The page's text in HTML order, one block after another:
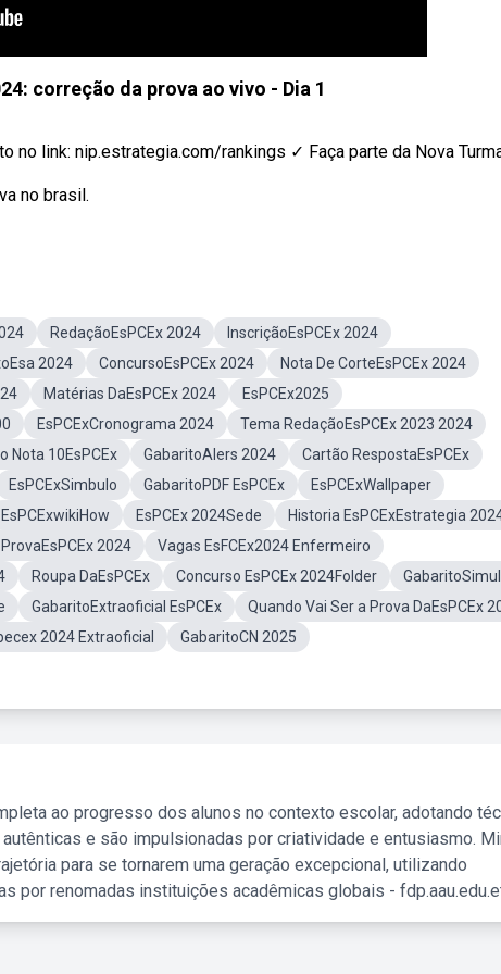
correção da prova ao vivo - Dia 1
no link: nip.estrategia.com/rankings ✓ Faça parte da Nova
no brasil.
RedaçãoEsPCEx 2024
InscriçãoEsPCEx 2024
2024 ConcursoEsPCEx 2024
Nota De CorteEsPCEx 2024
Matérias DaEsPCEx 2024
EsPCEx2025
EsPCExCronograma 2024
Tema RedaçãoEsPCEx 2023 2024
Nota 10EsPCEx GabaritoAlers 2024
Cartão RespostaEsPCEx
EsPCExSimbulo GabaritoPDF EsPCEx
EsPCExWallpaper
EsPCExwikiHow EsPCEx 2024Sede
Historia EsPCExEstrategia
2024
Vagas EsFCEx2024 Enfermeiro
Roupa DaEsPCEx Concurso EsPCEx 2024Folder
GabaritoExtraoficial EsPCEx
Quando Vai Ser a Prova DaEsPCEx
2024 Extraoficial
GabaritoCN 2025
ao progresso dos alunos no contexto escolar, adotando
e são impulsionadas por criatividade e entusiasmo.
para se tornarem uma geração excepcional, utilizando
por renomadas instituições acadêmicas globais -